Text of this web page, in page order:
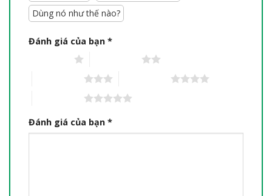
Dùng nó như thế nào?
Đánh giá của bạn *
Đánh giá của bạn *